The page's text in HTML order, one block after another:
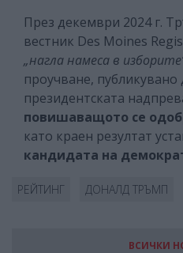
През декември 2024 г.
вестник Des Moines
„нагла намеса в
проучване,
президентската
повишаващото се
като краен резултат
кандидата на
РЕЙТИНГ ДОНАЛД ТРЪМП
ВСИЧКИ